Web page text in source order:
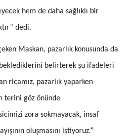
hem de daha sağlıklı bir
dedi.
Maskan, pazarlık konusunda da
belirterek şu ifadeleri
ricamız, pazarlık yaparken
terini göz önünde
zora sokmayacak, insaf
oluşmasını istiyoruz.”